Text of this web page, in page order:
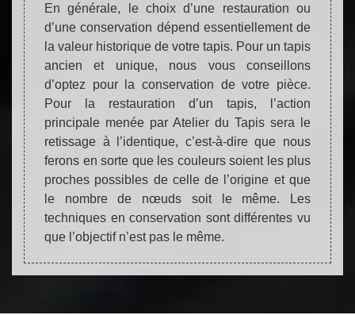
En générale, le choix d’une restauration ou
d’une conservation dépend essentiellement de
la valeur historique de votre tapis. Pour un tapis
ancien et unique, nous vous conseillons
d’optez pour la conservation de votre pièce.
Pour la restauration d’un tapis, l’action
principale menée par Atelier du Tapis sera le
retissage à l’identique, c’est-à-dire que nous
ferons en sorte que les couleurs soient les plus
proches possibles de celle de l’origine et que
le nombre de nœuds soit le même. Les
techniques en conservation sont différentes vu
que l’objectif n’est pas le même.